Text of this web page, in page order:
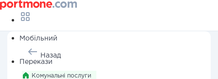
Мобільний
Перекази
Назад
Комунальні послуги